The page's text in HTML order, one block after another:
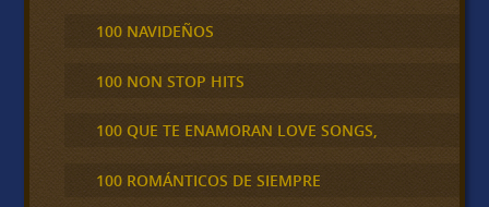
100 NAVIDEÑOS
100 NON STOP HITS
100 QUE TE ENAMORAN LOVE SONGS,
100 ROMÁNTICOS DE SIEMPRE